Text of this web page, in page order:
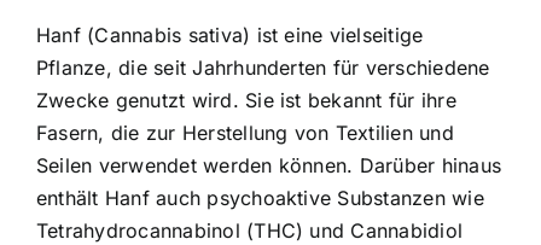
Hanf (Cannabis sativa) ist eine vielseitige
Pflanze, die seit Jahrhunderten für verschiedene
Zwecke genutzt wird. Sie ist bekannt für ihre
Fasern, die zur Herstellung von Textilien und
Seilen verwendet werden können. Darüber hinaus
enthält Hanf auch psychoaktive Substanzen wie
Tetrahydrocannabinol (THC) und Cannabidiol